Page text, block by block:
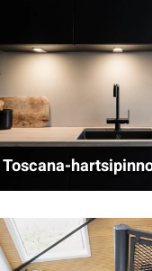
Toscana-